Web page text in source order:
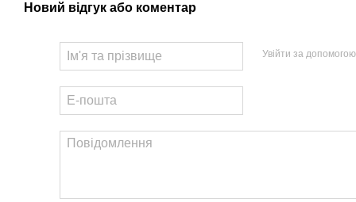
Новий відгук або коментар
Увійти за допомогою